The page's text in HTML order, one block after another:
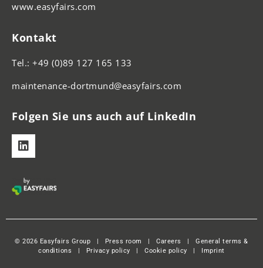
www.easyfairs.com
Kontakt
Tel.: +49 (0)89 127 165 133
maintenance-dortmund@easyfairs.com
Folgen Sie uns auch auf LinkedIn
© 2026 Easyfairs Group Press room |Careers |General terms &
conditions
Privacy policy |Cookie policy Imprint